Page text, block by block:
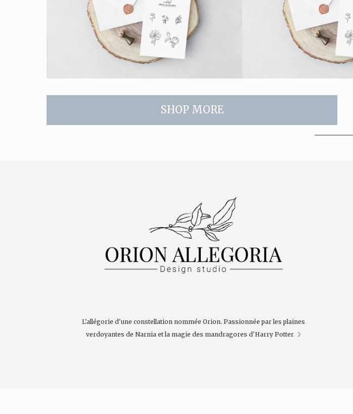
SHOP MORE
L'allégorie d'une constellation nommée Orion. Passionnée par les plaines
verdoyantes de Narnia et la magie des mandragores d'Harry Potter ☽